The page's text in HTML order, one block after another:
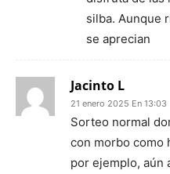
silba. Aunque
se aprecian
Jacinto L
21 enero 2025 En 13:03
Sorteo normal
con morbo como
por ejemplo, aún